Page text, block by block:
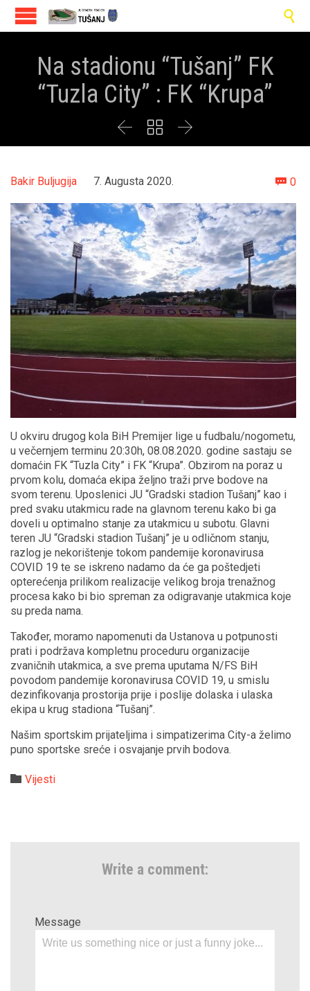

Na stadionu “Tušanj” FK
“Tuzla City” : FK “Krupa”
  
Bakir Buljugija 7. Augusta 2020.  0
U okviru drugog kola BiH Premijer lige u fudbalu/nogometu,
u večernjem terminu 20:30h, 08.08.2020. godine sastaju se
domaćin FK “Tuzla City” i FK “Krupa”. Obzirom na poraz u
prvom kolu, domaća ekipa željno traži prve bodove na
svom terenu. Uposlenici JU “Gradski stadion Tušanj” kao i
pred svaku utakmicu rade na glavnom terenu kako bi ga
doveli u optimalno stanje za utakmicu u subotu. Glavni
teren JU “Gradski stadion Tušanj” je u odličnom stanju,
razlog je nekorištenje tokom pandemije koronavirusa
COVID 19 te se iskreno nadamo da će ga poštedjeti
opterećenja prilikom realizacije velikog broja trenažnog
procesa kako bi bio spreman za odigravanje utakmica koje
su preda nama.
Također, moramo napomenuti da Ustanova u potpunosti
prati i podržava kompletnu proceduru organizacije
zvaničnih utakmica, a sve prema uputama N/FS BiH
povodom pandemije koronavirusa COVID 19, u smislu
dezinfikovanja prostorija prije i poslije dolaska i ulaska
ekipa u krug stadiona “Tušanj”.
Našim sportskim prijateljima i simpatizerima City-a želimo
puno sportske sreće i osvajanje prvih bodova.
 Category
Vijesti
Write a comment:
Message